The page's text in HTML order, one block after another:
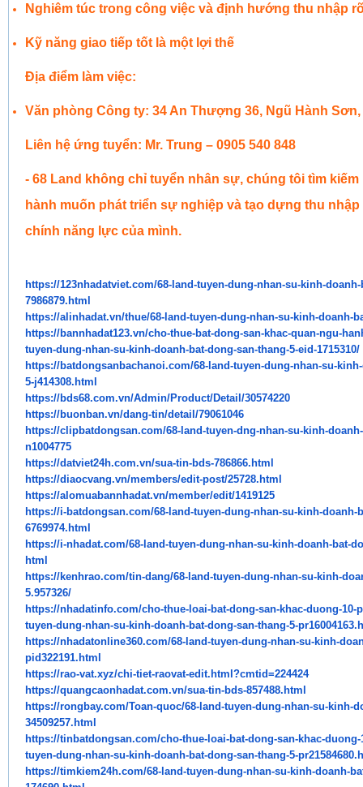
Nghiêm túc trong công việc và định hướng thu nhập
Kỹ năng giao tiếp tốt là một lợi thế
Địa điểm làm việc:
Văn phòng Công ty: 34 An Thượng 36, Ngũ Hành
Liên hệ ứng tuyển: Mr. Trung – 0905 540 848
- 68 Land không chỉ tuyển nhân sự, chúng tôi tìm
hành muốn phát triển sự nghiệp và tạo dựng thu
chính năng lực của mình.
https://123nhadatviet.com/68-land-tuyen-dung-nhan-su-kinh-doanh-
7986879.html
https://alinhadat.vn/thue/68-land-tuyen-dung-nhan-su-kinh-doanh-
https://bannhadat123.vn/cho-thue-bat-dong-san-khac-quan-ngu-
tuyen-dung-nhan-su-kinh-doanh-bat-dong-san-thang-5-eid-1715310/
https://batdongsanbachanoi.com/68-land-tuyen-dung-nhan-su-
5-j414308.html
https://bds68.com.vn/Admin/Product/Detail/30574220
https://buonban.vn/dang-tin/detail/79061046
https://clipbatdongsan.com/68-land-tuyen-dng-nhan-su-kinh-
n1004775
https://datviet24h.com.vn/sua-tin-bds-786866.html
https://diaocvang.vn/members/edit-post/25728.html
https://alomuabannhadat.vn/member/edit/1419125
https://i-batdongsan.com/68-land-tuyen-dung-nhan-su-kinh-doanh-
6769974.html
https://i-nhadat.com/68-land-tuyen-dung-nhan-su-kinh-doanh-bat-
html
https://kenhrao.com/tin-dang/68-land-tuyen-dung-nhan-su-kinh-
5.957326/
https://nhadatinfo.com/cho-thue-loai-bat-dong-san-khac-duong-10-
tuyen-dung-nhan-su-kinh-doanh-bat-dong-san-thang-5-
https://nhadatonline360.com/68-land-tuyen-dung-nhan-su-kinh-
pid322191.html
https://rao-vat.xyz/chi-tiet-raovat-edit.html?cmtid=224424
https://quangcaonhadat.com.vn/sua-tin-bds-857488.html
https://rongbay.com/Toan-quoc/68-land-tuyen-dung-nhan-su-kinh-
34509257.html
https://tinbatdongsan.com/cho-thue-loai-bat-dong-san-khac-duong-
tuyen-dung-nhan-su-kinh-doanh-bat-dong-san-thang-5-
https://timkiem24h.com/68-land-tuyen-dung-nhan-su-kinh-doanh-